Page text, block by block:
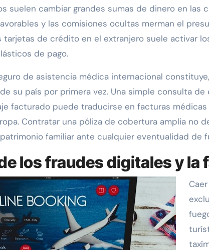
suelen cambiar grandes sumas de dinero en
y las comisiones ocultas merman el
tarjetas de crédito en el extranjero suele activar
de pago.
de asistencia médica internacional
su país por primera vez. Una simple consulta
facturado puede traducirse en facturas
Contratar una póliza de cobertura amplia no
familiar ante cualquier eventualidad de
los fraudes digitales y